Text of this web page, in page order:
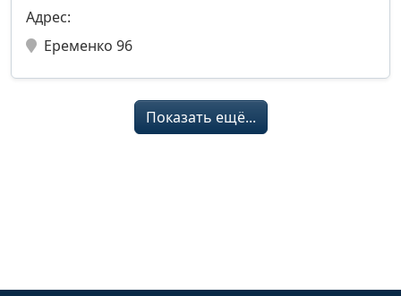
Адрес:
Еременко 96
Показать ещё...